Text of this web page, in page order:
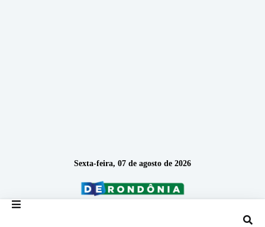
Sexta-feira, 07 de agosto de 2026